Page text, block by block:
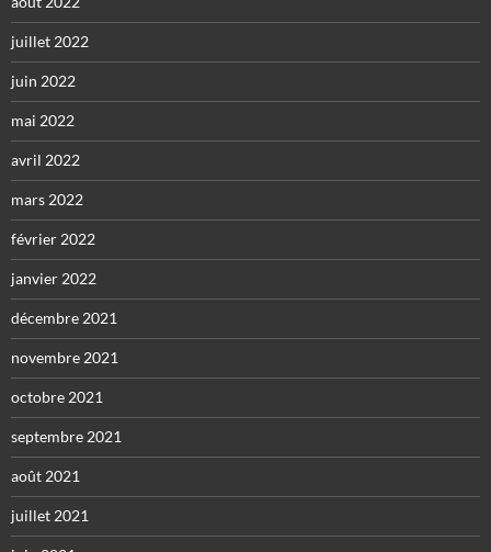
juillet 2022
juin 2022
mai 2022
avril 2022
mars 2022
février 2022
janvier 2022
décembre 2021
novembre 2021
octobre 2021
septembre 2021
août 2021
juillet 2021